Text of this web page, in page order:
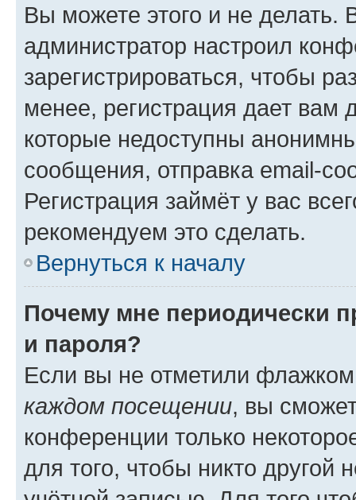
Вы можете этого и не делать.
администратор настроил
зарегистрироваться, чтобы
менее, регистрация дает вам
которые недоступны
сообщения, отправка email-
Регистрация займёт у вас
рекомендуем это сделать.
Вернуться к началу
Почему мне периодически
и пароля?
Если вы не отметили
каждом посещении, вы
конференции только
для того, чтобы никто другой